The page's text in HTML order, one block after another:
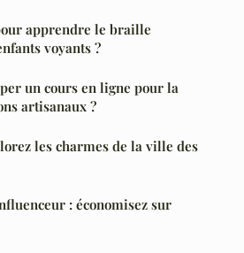
apprendre le braille
voyants ?
un cours en ligne pour la
artisanaux ?
les charmes de la ville des
: économisez sur